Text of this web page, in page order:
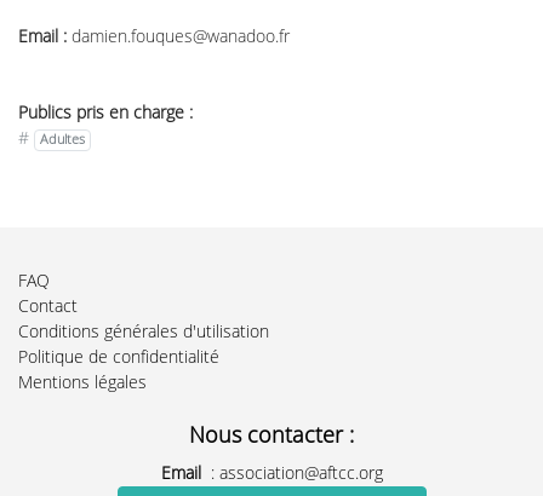
Email : damien.fouques@wanadoo.fr
Publics pris en charge :
#
Adultes
FAQ
Contact
Conditions générales d'utilisation
Politique de confidentialité
Mentions légales
Nous contacter :
Email : association@aftcc.org